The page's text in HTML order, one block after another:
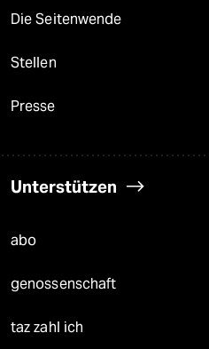
Die Seitenwende
Stellen
Presse
Unterstützen
abo
genossenschaft
taz zahl ich